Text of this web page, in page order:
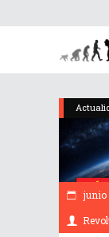
junio